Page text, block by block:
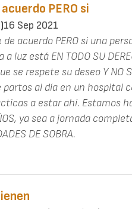
PERO si
16 Sep 2021
acuerdo PERO si una
luz está EN TODO SU
se respete su deseo Y NO
partos al día en un hospital
a estar ahí. Estamos
ya sea a jornada
DE SOBRA.